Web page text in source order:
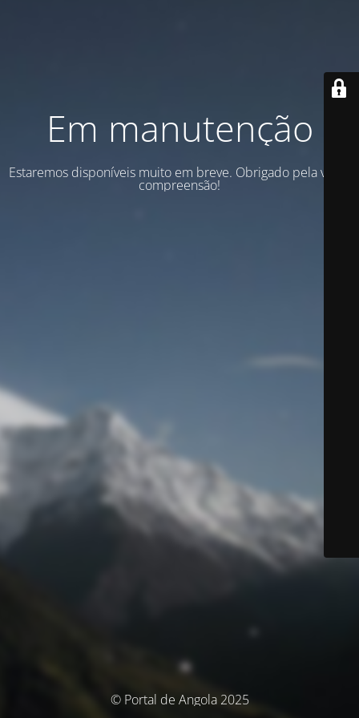
Em manutenção
Estaremos disponíveis muito em breve. Obrigado pela vossa
compreensão!
© Portal de Angola 2025